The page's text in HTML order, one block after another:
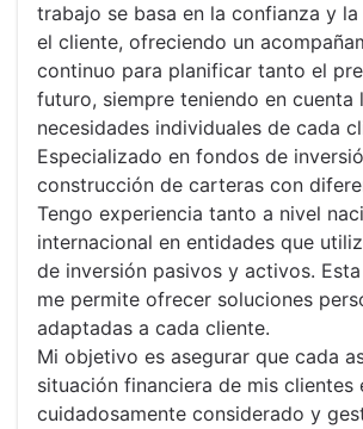
trabajo se basa en la confianza y
el cliente, ofreciendo un
continuo para planificar tanto el
futuro, siempre teniendo en cuenta
necesidades individuales de cada
Especializado en fondos de
construcción de carteras con
Tengo experiencia tanto a nivel
internacional en entidades que
de inversión pasivos y activos.
me permite ofrecer soluciones
adaptadas a cada cliente.
Mi objetivo es asegurar que cada
situación financiera de mis clientes
cuidadosamente considerado y